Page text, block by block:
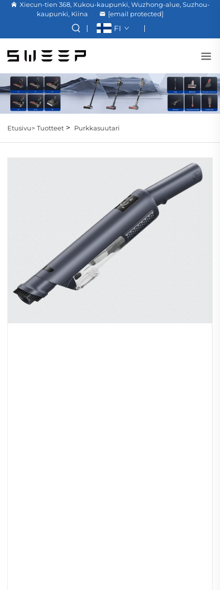
Xiecun-tien 368, Xukou-kaupunki, Wuzhong-alue, Suzhou-
kaupunki, Kiina
[email protected]
FI
Etusivu> Tuotteet > Purkkasuutari